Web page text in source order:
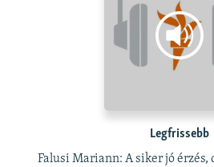
Legfrissebb
Falusi Mariann: A siker jó érzés,